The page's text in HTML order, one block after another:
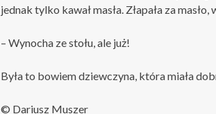
jednak tylko kawał masła. Złapała za
– Wynocha ze stołu, ale już!
Była to bowiem dziewczyna, która miała
© Dariusz Muszer